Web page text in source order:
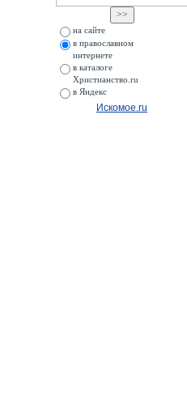
на сайте
в православном
интернете
в каталоге
Христианство.ru
в Яндекс
Искомое.ru